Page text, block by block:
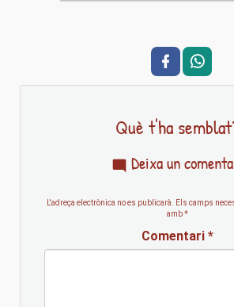
Què t'ha
Deixa un
L'adreça electrònica no es publicarà.
Els camps
amb*
Comentari *